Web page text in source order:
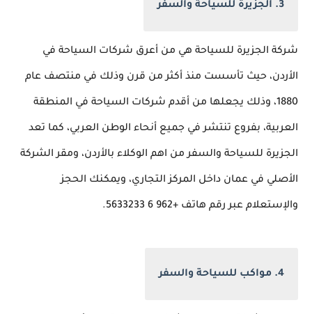
3. الجزيرة للسياحة والسفر
شركة الجزيرة للسياحة هي من أعرق شركات السياحة في
الأردن، حيث تأسست منذ أكثر من قرن وذلك في منتصف عام
1880، وذلك يجعلها من أقدم شركات السياحة في المنطقة
العربية، بفروع تنتشر في جميع أنحاء الوطن العربي، كما تعد
الجزيرة للسياحة والسفر من اهم الوكلاء بالأردن، ومقر الشركة
الأصلي في عمان داخل المركز التجاري، ويمكنك الحجز
والإستعلام عبر رقم هاتف +962 6 5633233.
4. مواكب للسياحة والسفر